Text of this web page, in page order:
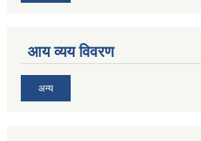
आय व्यय विवरण
अन्य